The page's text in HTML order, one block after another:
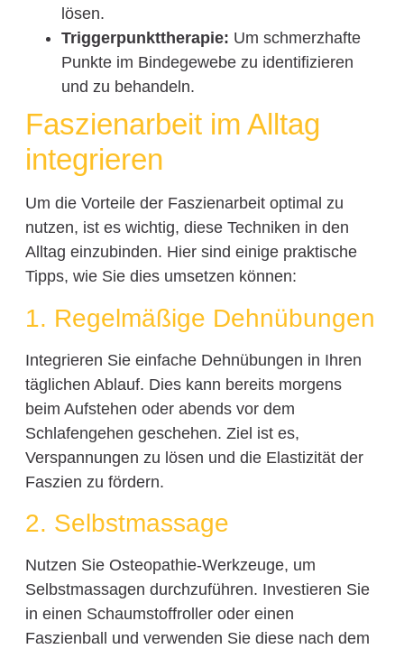
lösen.
Triggerpunkttherapie: Um schmerzhafte
Punkte im Bindegewebe zu identifizieren
und zu behandeln.
Faszienarbeit im Alltag
integrieren
Um die Vorteile der Faszienarbeit optimal zu
nutzen, ist es wichtig, diese Techniken in den
Alltag einzubinden. Hier sind einige praktische
Tipps, wie Sie dies umsetzen können:
1. Regelmäßige Dehnübungen
Integrieren Sie einfache Dehnübungen in Ihren
täglichen Ablauf. Dies kann bereits morgens
beim Aufstehen oder abends vor dem
Schlafengehen geschehen. Ziel ist es,
Verspannungen zu lösen und die Elastizität der
Faszien zu fördern.
2. Selbstmassage
Nutzen Sie Osteopathie-Werkzeuge, um
Selbstmassagen durchzuführen. Investieren Sie
in einen Schaumstoffroller oder einen
Faszienball und verwenden Sie diese nach dem